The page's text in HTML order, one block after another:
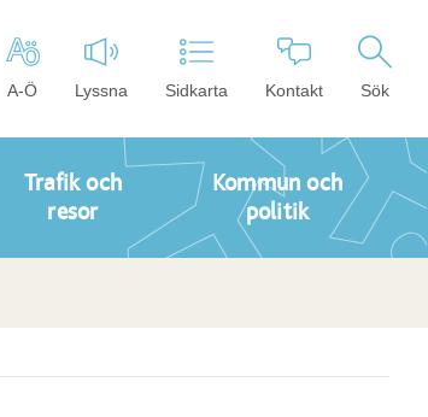
A-Ö Lyssna Sidkarta Kontakt Sök
Trafik och
resor
Kommun och
politik